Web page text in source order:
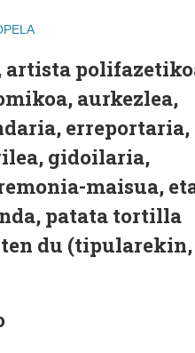
artista
aurkezlea,
erreportaria,
gidoilaria,
maisua,
patata tortilla
du (tipularekin,